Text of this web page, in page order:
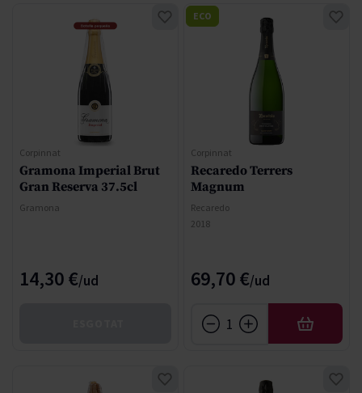
Corpinnat
Gramona Imperial Brut
Gran Reserva 37.5cl
Gramona
14,30 €
Corpinnat
Recaredo Terrers
Magnum
Recaredo
2018
69,70 €
ECO
AFEGIR